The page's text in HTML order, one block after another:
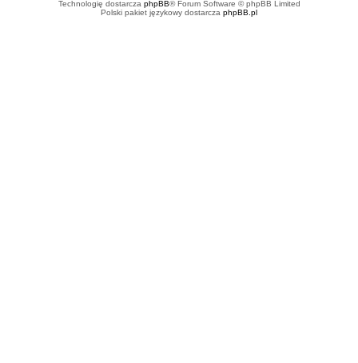
Technologię dostarcza phpBB® Forum Software © phpBB Limited
Polski pakiet językowy dostarcza phpBB.pl